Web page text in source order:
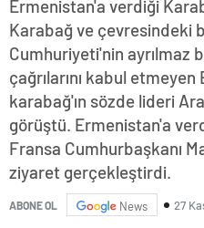
Ermenistan'a verdiği
Karabağ ve çevresindeki
Cumhuriyeti'nin ayrılmaz
çağrılarını kabul
karabağ'ın sözde lideri
görüştü. Ermenistan'a
Fransa Cumhurbaşkanı
ziyaret gerçekleştirdi.
ABONE OL News 27